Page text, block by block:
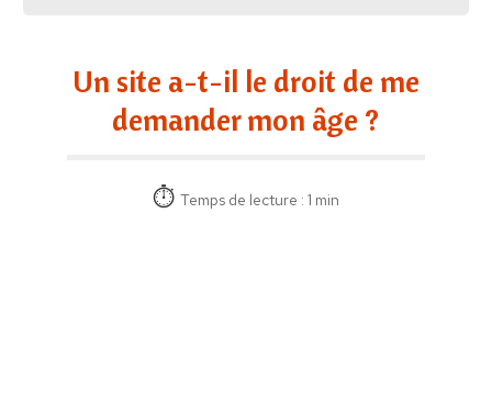
Un site a-t-il le droit de me
demander mon âge ?
Temps de lecture : 1 min